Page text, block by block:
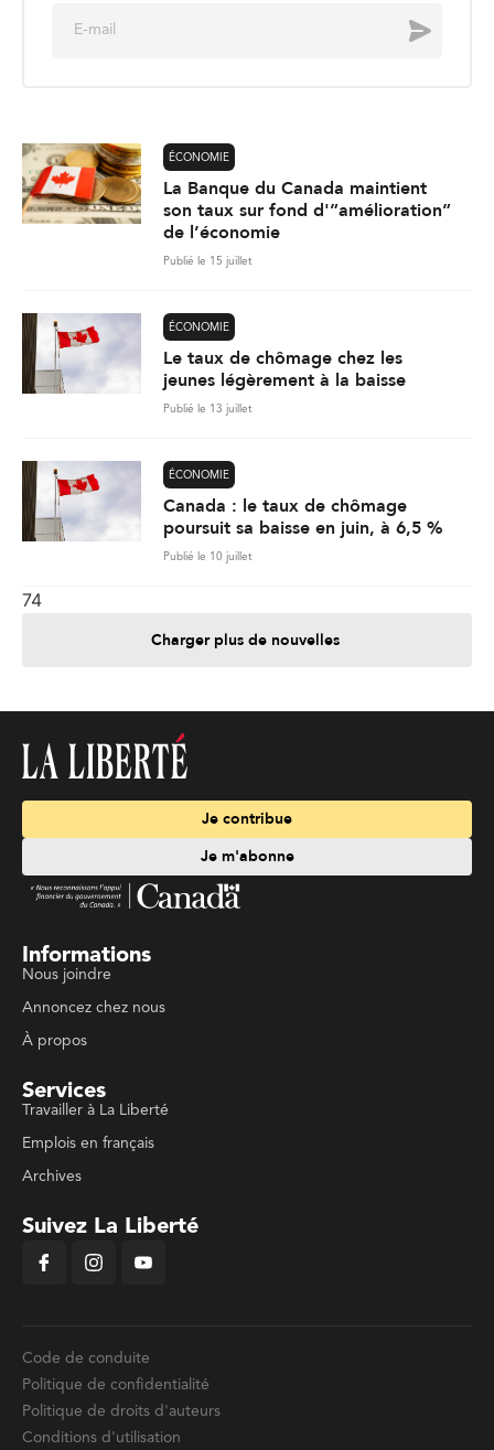
Envoyer
ÉCONOMIE
La Banque du Canada maintient
son taux sur fond d'”amélioration”
de l’économie
Publié le 15 juillet
ÉCONOMIE
Le taux de chômage chez les
jeunes légèrement à la baisse
Publié le 13 juillet
ÉCONOMIE
Canada : le taux de chômage
poursuit sa baisse en juin, à 6,5 %
Publié le 10 juillet
74
Charger plus de nouvelles
Je contribue
Je m'abonne
Informations
Nous joindre
Annoncez chez nous
À propos
Services
Travailler à La Liberté
Emplois en français
Archives
Suivez La Liberté
Code de conduite
Politique de confidentialité
Politique de droits d'auteurs
Conditions d'utilisation